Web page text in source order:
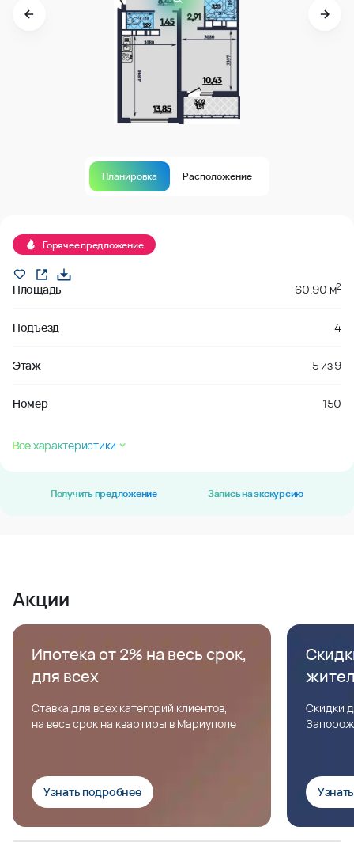
Планировка Расположение
Горячее предложение
Площадь 60.90 м2
Подъезд 4
Этаж 5 из9
Номер 150
Все характеристики
Получить предложение Запись на экскурсию
Акции
Ипотека от 2% на весь срок,
для всех
Ставка для всех категорий клиентов,
на весь срок на квартиры в Мариуполе
Узнать подробнее
Скидки